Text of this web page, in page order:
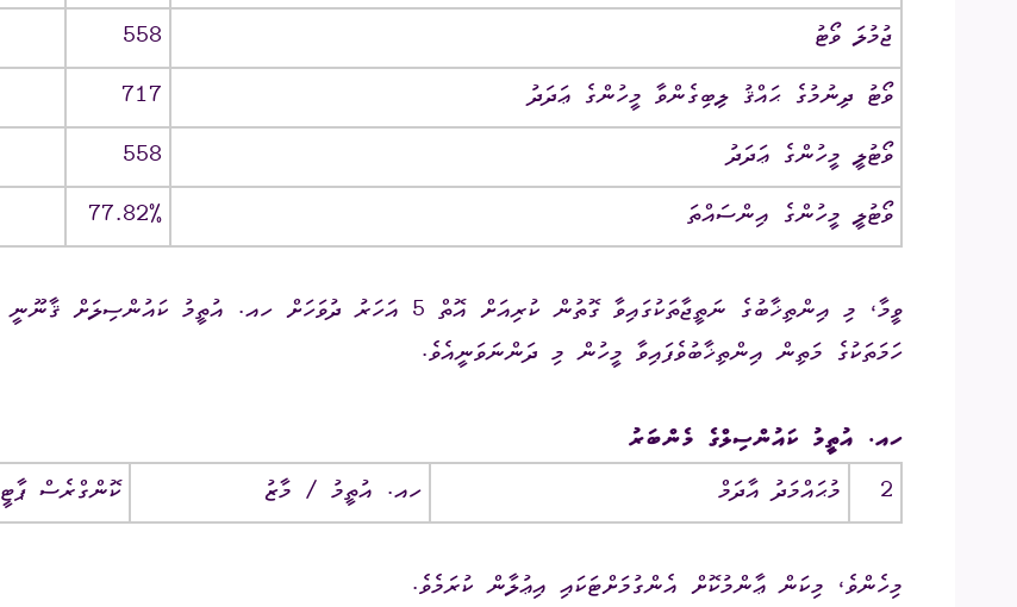
558
ޖުމުލަ ވޯޓު
717
ވޯޓު ދިނުމުގެ ޙައްޤު ލިބިގެންވާ މީހުންގެ ޢަދަދު
558
ވޯޓުލީ މީހުންގެ ޢަދަދު
‏77.82%‏
ވޯޓުލީ މީހުންގެ އިންސައްތަ
ވީމާ، މި އިންތިޚާބުގެ ނަތީޖާތަކުގައިވާ ގޮތުން ކުރިއަށް އޮތް 5 އަހަރު ދުވަހަށް ހއ. އުތީމު ކައުންސިލަށް ޤާނޫނީ
ހަމަތަކުގެ މަތިން އިންތިޚާބުވެފައިވާ މީހުން މި ދަންނަވަނީއެވެ.
ހއ. އުތީމު ކައުންސިލްގެ މެންބަރު
ކޮންގްރެސް ޕާޓީ
ހއ. އުތީމު ‎/‎ މާޒު މުޙައްމަދު އާދަމް 2
މިހެންވެ، މިކަން ޢާންމުކޮށް އެންގުމަށްޓަކައި އިޢުލާން ކުރަމެވެ.